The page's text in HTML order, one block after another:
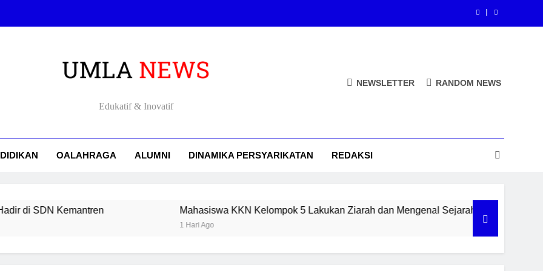
Mahasiswa KKN Kelompok 5 Kenalkan Sejarah dan Lakukan Aksi Bersih Puncak Gunung Dono Desa
Kemantren
NEWSEdukatif & Inovatif
NEWSLETTER RANDOM NEWS
OALAHRAGA ALUMNI DINAMIKA PERSYARIKATAN REDAKSI
Mahasiswa KKN Kelompok 5 Lakukan Ziarah dan Mengenal Sejarah Perjalanan Syekh